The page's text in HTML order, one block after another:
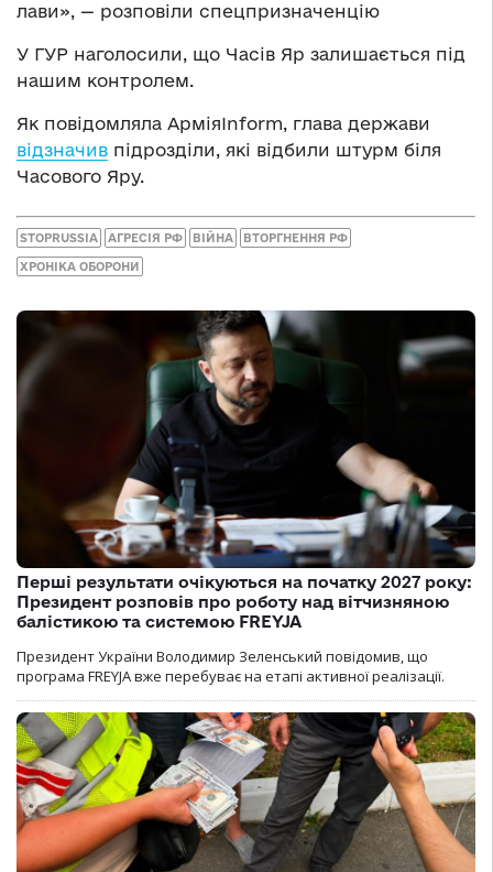
лави», — розповіли спецпризначенцію
У ГУР наголосили, що Часів Яр залишається під
нашим контролем.
Як повідомляла АрміяInform, глава держави
відзначив підрозділи, які відбили штурм біля
Часового Яру.
STOPRUSSIA АГРЕСІЯ РФ ВІЙНА ВТОРГНЕННЯ РФ
ХРОНІКА ОБОРОНИ
Перші результати очікуються на початку 2027 року:
Президент розповів про роботу над вітчизняною
балістикою та системою FREYJA
Президент України Володимир Зеленський повідомив, що
програма FREYJA вже перебуває на етапі активної реалізації.